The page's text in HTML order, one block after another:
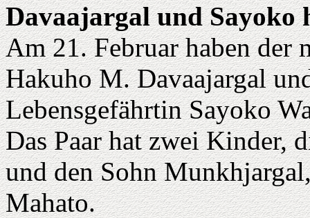
Davaajargal und Sayoko
Am 21. Februar haben der
Hakuho M. Davaajargal
Lebensgefährtin Sayoko
Das Paar hat zwei Kinder,
und den Sohn
Mahato.